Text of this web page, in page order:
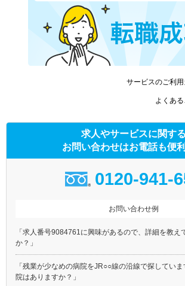
サービスのご利
よくあ
求人やサービスに関する
お問い合わせはお電話も便
0120-941-
お問い合わせ例
「求人番号9084761に興味があるので、詳細を教え
か？」
「残業が少なめの病院をJR○○線の沿線で探してい
院はありますか？」